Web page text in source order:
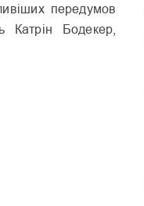
передумов
Катрін Бодекер,